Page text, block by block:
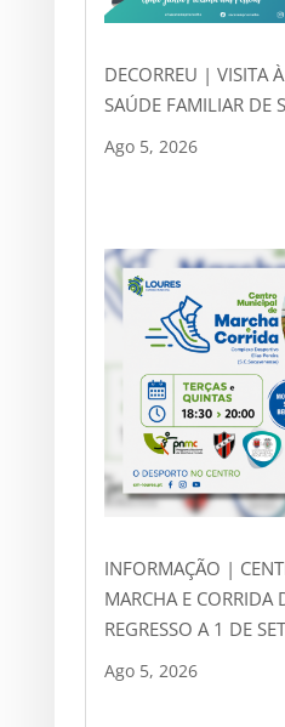
DECORREU | VISITA
SAÚDE FAMILIAR DE
Ago 5, 2026
INFORMAÇÃO |
MARCHA E CORRIDA
REGRESSO A 1 DE
Ago 5, 2026